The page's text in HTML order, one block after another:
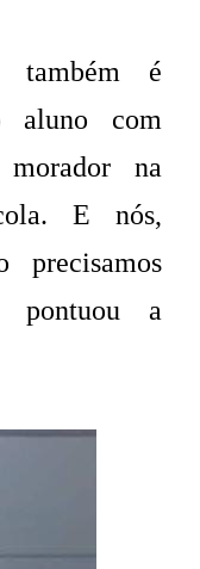
também é
aluno com
morador na
E nós,
precisamos
pontuou a